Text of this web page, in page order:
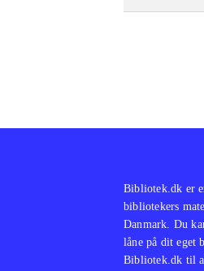
Bibliotek.dk er
bibliotekers
Danmark. Du
låne på dit eget
Bibliotek.dk til